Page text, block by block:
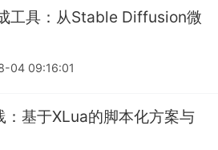
工具：从Stable Diffusion微
04 09:16:01
：基于XLua的脚本化方案与